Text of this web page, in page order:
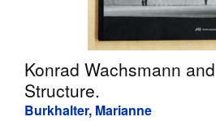
CLOSE
Konrad Wachsmann
Structure.
Burkhalter, Marianne